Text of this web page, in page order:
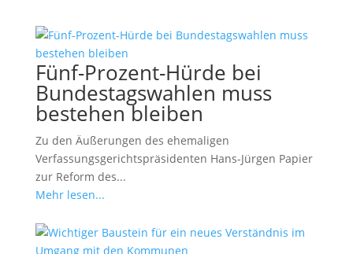
Fünf-Prozent-Hürde bei
Bundestagswahlen muss
bestehen bleiben
Zu den Äußerungen des ehemaligen
Verfassungsgerichtspräsidenten Hans-Jürgen Papier
zur Reform des...
Mehr lesen...